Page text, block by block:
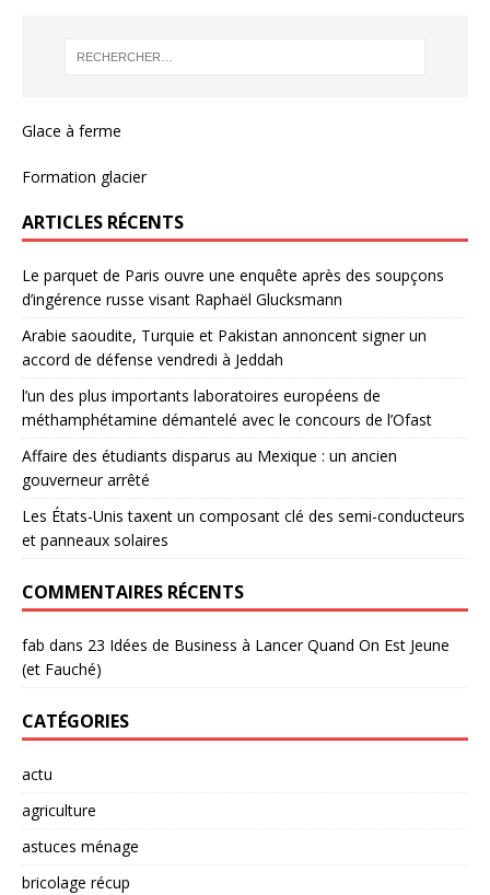
Glace à ferme
Formation glacier
ARTICLES RÉCENTS
Le parquet de Paris ouvre une enquête après des soupçons
d’ingérence russe visant Raphaël Glucksmann
Arabie saoudite, Turquie et Pakistan annoncent signer un
accord de défense vendredi à Jeddah
l’un des plus importants laboratoires européens de
méthamphétamine démantelé avec le concours de l’Ofast
Affaire des étudiants disparus au Mexique : un ancien
gouverneur arrêté
Les États-Unis taxent un composant clé des semi-conducteurs
et panneaux solaires
COMMENTAIRES RÉCENTS
fab dans 23 Idées de Business à Lancer Quand On Est Jeune
(et Fauché)
CATÉGORIES
actu
agriculture
astuces ménage
bricolage récup